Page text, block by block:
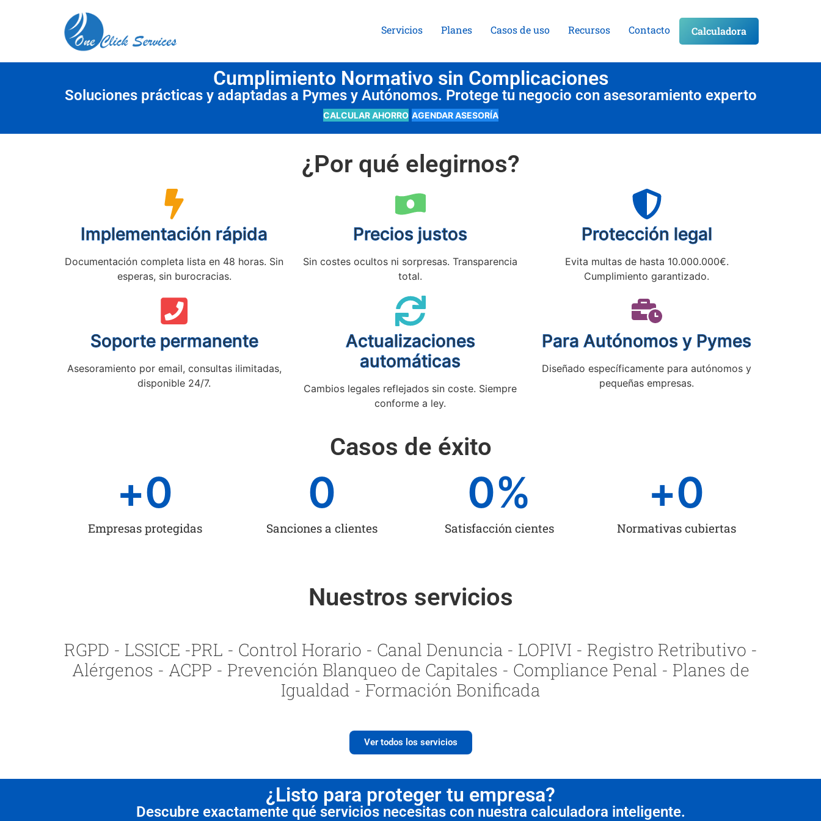
Servicios Planes Casos de uso Recursos Contacto Calculadora
Cumplimiento Normativo sin Complicaciones
Soluciones prácticas y adaptadas a Pymes y Autónomos. Protege tu negocio con asesoramiento experto
CALCULAR AHORRO AGENDAR ASESORÍA
¿Por qué elegirnos?
Implementación rápida
Documentación completa lista en 48 horas. Sin
esperas, sin burocracias.
Precios justos
Sin costes ocultos ni sorpresas. Transparencia
total.
Protección legal
Evita multas de hasta 10.000.000€.
Cumplimiento garantizado.
Soporte permanente
Asesoramiento por email, consultas ilimitadas,
disponible 24/7.
Actualizaciones
automáticas
Cambios legales reflejados sin coste. Siempre
conforme a ley.
Para Autónomos y Pymes
Diseñado específicamente para autónomos y
pequeñas empresas.
Casos de éxito
Empresas protegidas
+0
Sanciones a clientes
0
Satisfacción cientes
0%
Normativas cubiertas
+0
Nuestros servicios
RGPD - LSSICE -PRL - Control Horario - Canal Denuncia - LOPIVI - Registro Retributivo -
Alérgenos - ACPP - Prevención Blanqueo de Capitales - Compliance Penal - Planes de
Igualdad - Formación Bonificada
Ver todos los servicios
¿Listo para proteger tu empresa?
Descubre exactamente qué servicios necesitas con nuestra calculadora inteligente.